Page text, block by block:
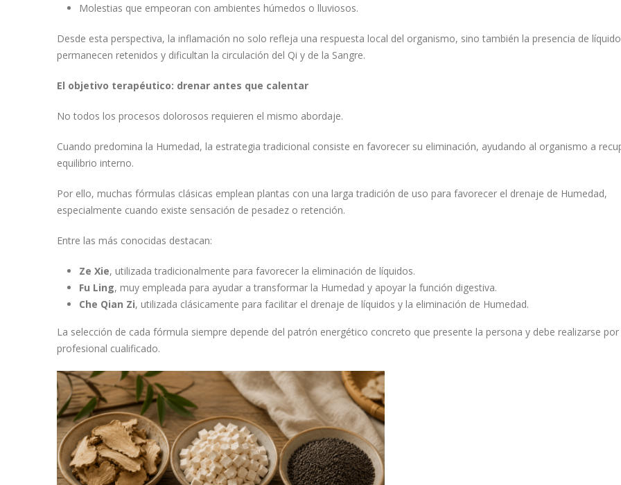
Molestias que empeoran con ambientes húmedos o lluviosos.
Desde esta perspectiva, la inflamación no solo refleja una respuesta local del organismo, sino también la presencia de
permanecen retenidos y dificultan la circulación del Qi y de la Sangre.
El objetivo terapéutico: drenar antes que calentar
No todos los procesos dolorosos requieren el mismo abordaje.
Cuando predomina la Humedad, la estrategia tradicional consiste en favorecer su eliminación, ayudando al organismo a
equilibrio interno.
Por ello, muchas fórmulas clásicas emplean plantas con una larga tradición de uso para favorecer el drenaje de Humedad,
especialmente cuando existe sensación de pesadez o retención.
Entre las más conocidas destacan:
Ze Xie, utilizada tradicionalmente para favorecer la eliminación de líquidos.
Fu Ling, muy empleada para ayudar a transformar la Humedad y apoyar la función digestiva.
Che Qian Zi, utilizada clásicamente para facilitar el drenaje de líquidos y la eliminación de Humedad.
La selección de cada fórmula siempre depende del patrón energético concreto que presente la persona y debe realizarse
profesional cualificado.